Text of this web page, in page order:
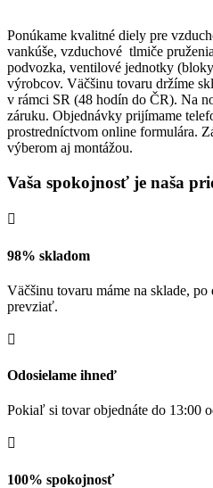
Ponúkame kvalitné diely pre
vankúše, vzduchové tlmiče
podvozka, ventilové jednotky
výrobcov. Väčšinu tovaru držíme
v rámci SR (48 hodín do ČR). Na
záruku. Objednávky prijímame
prostredníctvom online formulára.
výberom aj montážou.
Vaša spokojnosť je naša

98% skladom
Väčšinu tovaru máme na sklade, po
prevziať.

Odosielame ihneď
Pokiaľ si tovar objednáte do 13:00

100% spokojnosť